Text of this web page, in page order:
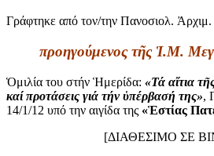
Γράφτηκε από τον/την Πανοσιολ.
προηγούμενος τῆς Ἱ.Μ.
Ὁμιλία του στήν Ἡμερίδα: «Τά αἴτια
καί προτάσεις γιά τήν ὑπέρβασή της»,
14/1/12 υπό την αιγίδα της «Ἑστίας
[ΔΙΑΘΕΣΙΜΟ ΣΕ